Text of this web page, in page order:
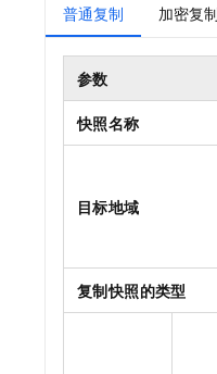
普通复制 加密复制
参数
快照名称
目标地域
复制快照的类型